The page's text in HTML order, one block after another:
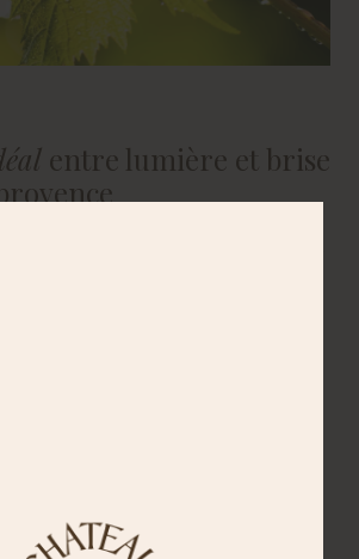
entre lumière et brise
parfaites pour la maturité du
la vigne en éloignant l’humidité
arômes. Associé aux pluies
un équilibre optimal entre